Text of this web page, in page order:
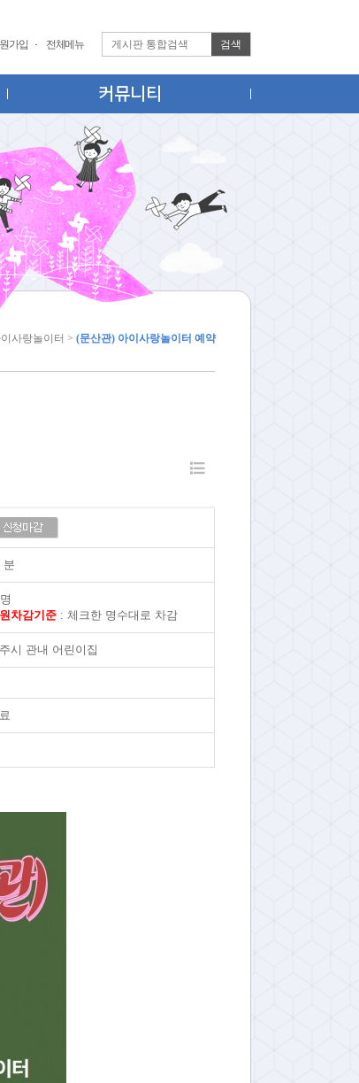
검색
가입 전체메뉴
커뮤니티
사랑놀이터 > (문산관) 아이사랑놀이터 예약
분
차감기준 : 체크한 명수대로 차감
시 관내 어린이집